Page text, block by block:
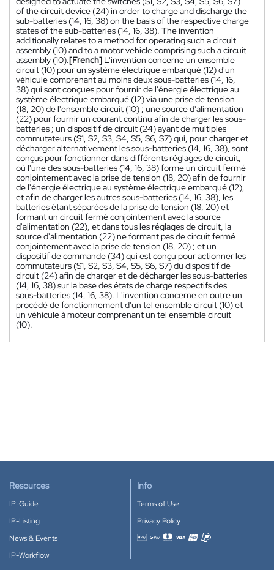
of the circuit device (24) in order to charge and discharge the
sub-batteries (14, 16, 38) on the basis of the respective charge
states of the sub-batteries (14, 16, 38). The invention
additionally relates to a method for operating such a circuit
assembly (10) and to a motor vehicle comprising such a circuit
assembly (10).[French] L'invention concerne un ensemble
circuit (10) pour un système électrique embarqué (12) d'un
véhicule comprenant au moins deux sous-batteries (14, 16,
38) qui sont conçues pour fournir de l'énergie électrique au
système électrique embarqué (12) via une prise de tension
(18, 20) de l'ensemble circuit (10) ; une source d'alimentation
(22) pour fournir un courant continu afin de charger les sous-
batteries ; un dispositif de circuit (24) ayant de multiples
commutateurs (S1, S2, S3, S4, S5, S6, S7) qui, pour charger et
décharger alternativement les sous-batteries (14, 16, 38), sont
conçus pour fonctionner dans différents réglages de circuit,
où l'une des sous-batteries (14, 16, 38) forme un circuit fermé
conjointement avec la prise de tension (18, 20) afin de fournir
de l'énergie électrique au système électrique embarqué (12),
et afin de charger les autres sous-batteries (14, 16, 38), les
batteries étant séparées de la prise de tension (18, 20) et
formant un circuit fermé conjointement avec la source
d'alimentation (22), et dans tous les réglages de circuit, la
source d'alimentation (22) ne formant pas de circuit fermé
conjointement avec la prise de tension (18, 20) ; et un
dispositif de commande (34) qui est conçu pour actionner les
commutateurs (S1, S2, S3, S4, S5, S6, S7) du dispositif de
circuit (24) afin de charger et de décharger les sous-batteries
(14, 16, 38) sur la base des états de charge respectifs des
sous-batteries (14, 16, 38). L'invention concerne en outre un
procédé de fonctionnement d'un tel ensemble circuit (10) et
un véhicule à moteur comprenant un tel ensemble circuit
(10).
Resources
IP-Guide
IP-Listing
News & Events
IP-Workflow
Info
Terms of Use
Privacy Policy
Accepted payment methods